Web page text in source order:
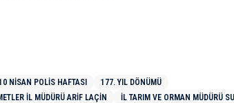
NISAN POLIS HAFTASI
177. YIL DÖNÜMÜ
İL MÜDÜRÜ ARIF LAÇIN
İL TARIM VE ORMAN MÜDÜRÜ